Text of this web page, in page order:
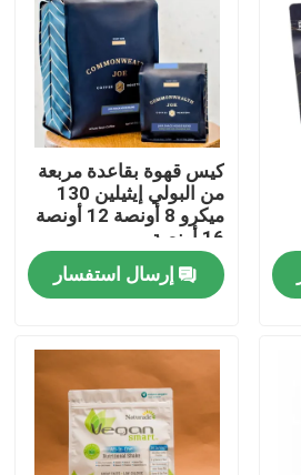
كيس قهوة بقاعدة مربعة
من البولي إيثيلين 130
ميكرو 8 أونصة 12 أونصة
16 أونصة
إرسال استفسار